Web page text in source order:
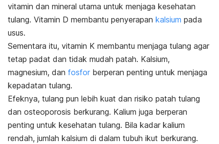
vitamin dan mineral utama untuk menjaga kesehatan
tulang. Vitamin D membantu penyerapan kalsium pada
usus.
Sementara itu, vitamin K membantu menjaga tulang agar
tetap padat dan tidak mudah patah. Kalsium,
magnesium, dan fosfor berperan penting untuk menjaga
kepadatan tulang.
Efeknya, tulang pun lebih kuat dan risiko patah tulang
dan osteoporosis berkurang. Kalium juga berperan
penting untuk kesehatan tulang. Bila kadar kalium
rendah, jumlah kalsium di dalam tubuh ikut berkurang.